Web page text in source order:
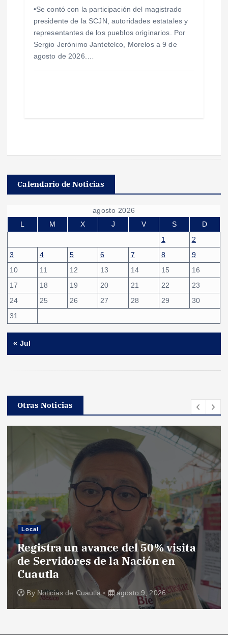
•Se contó con la participación del magistrado
presidente de la SCJN, autoridades estatales y
representantes de los pueblos originarios. Por
Sergio Jerónimo Jantetelco, Morelos a 9 de
agosto de 2026.…
Calendario de Noticias
agosto 2026
L
M X J V S
D
1
2
3
4 5 6 7 8
9
10
11 12 13 14 15
16
17
18 19 20 21 22
23
24
25 26 27 28 29
30
31
« Jul
Otras Noticias
Local
Registra un avance del 50% visita
de Servidores de la Nación en
Cuautla
By Noticias de Cuautla agosto 9, 2026